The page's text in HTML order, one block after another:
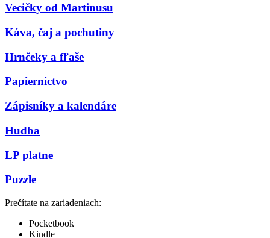
Vecičky od Martinusu
Káva, čaj a pochutiny
Hrnčeky a fľaše
Papiernictvo
Zápisníky a kalendáre
Hudba
LP platne
Puzzle
Prečítate na zariadeniach:
Pocketbook
Kindle